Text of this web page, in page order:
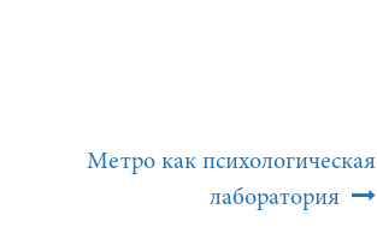
Метро как психологическая
лаборатория